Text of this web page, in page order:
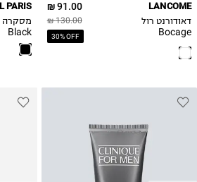
91.00 ₪
130.00 ₪
30% OFF
LANCOME
דאודורנט רול
Bocage
PARIS
Black